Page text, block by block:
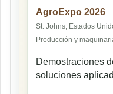
AgroExpo 2026
St. Johns, Estados
Producción y
Demostraciones
soluciones